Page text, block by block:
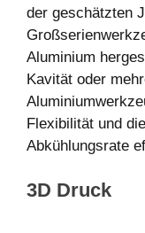
der geschätzten
Aluminium
Kavität oder
Flexibilität und
Abkühlungsrate
3D Druck